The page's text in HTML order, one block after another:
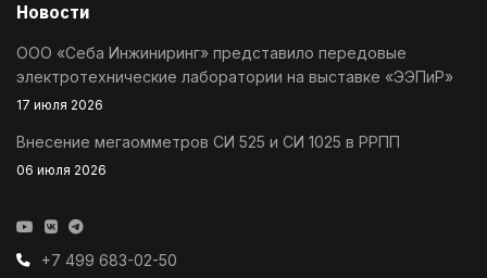
Новости
ООО «Себа Инжиниринг» представило передовые
электротехнические лаборатории на выставке «ЭЭПиР»
17 июля 2026
Внесение мегаомметров СИ 525 и СИ 1025 в РРПП
06 июля 2026
+7 499 683-02-50